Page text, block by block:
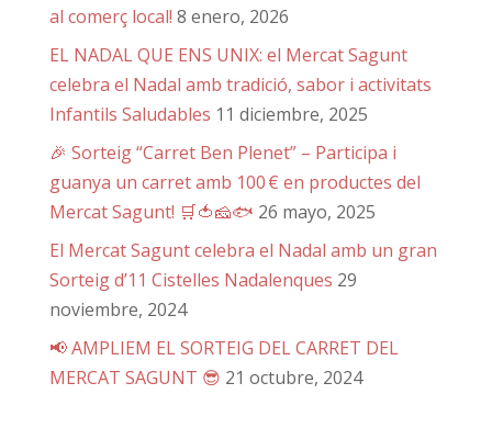
al comerç local! 8 enero, 2026
EL NADAL QUE ENS UNIX: el Mercat Sagunt
celebra el Nadal amb tradició, sabor i activitats
Infantils Saludables 11 diciembre, 2025
🎉 Sorteig “Carret Ben Plenet” – Participa i
guanya un carret amb 100 € en productes del
Mercat Sagunt! 🛒🍅🧀🐟 26 mayo, 2025
El Mercat Sagunt celebra el Nadal amb un gran
Sorteig d’11 Cistelles Nadalenques 29
noviembre, 2024
📢 AMPLIEM EL SORTEIG DEL CARRET DEL
MERCAT SAGUNT 😎 21 octubre, 2024